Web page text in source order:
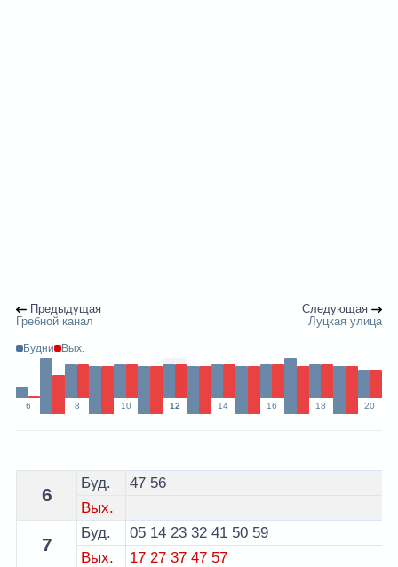
Предыдущая
Гребной канал
Следующая
Луцкая улица
Будни Вых.
6 8 10 12 14 16 18 20
Расписание 10 маршрутки Брест по остановке 28-го
6
Буд. 47 56
Вых.
7
Буд. 05 14 23 32 41 50 59
Вых.
17 27 37 47 57